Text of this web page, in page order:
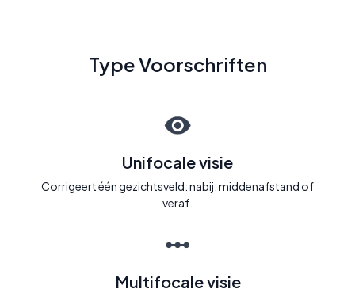
Type Voorschriften
Unifocale visie
Corrigeert één gezichtsveld: nabij, middenafstand of
veraf.
Multifocale visie